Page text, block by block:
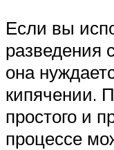
Если вы
разведения
она
кипячении.
простого и
процессе